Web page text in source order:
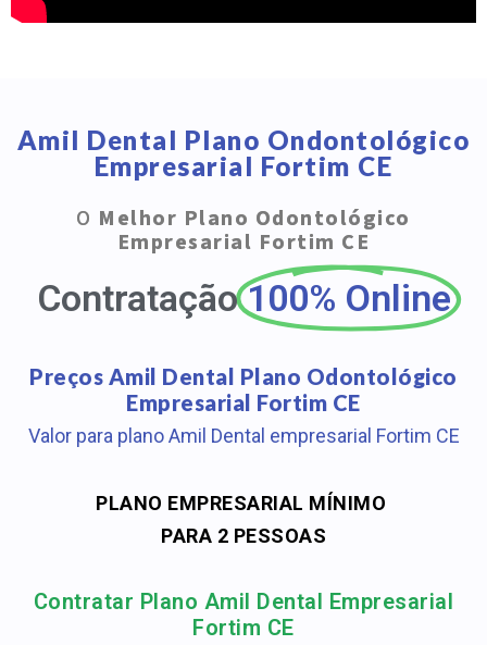
Amil Dental Plano Ondontológico
Empresarial Fortim CE
O Melhor Plano Odontológico
Empresarial Fortim CE
Contratação 100% Online
Preços Amil Dental Plano Odontológico
Empresarial Fortim CE
Valor para plano Amil Dental empresarial Fortim CE
PLANO EMPRESARIAL MÍNIMO
PARA 2 PESSOAS
Contratar Plano Amil Dental Empresarial
Fortim CE